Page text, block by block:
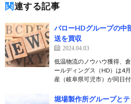
関連する記事
バローHDグループの中
送を買収
2024.04.03
低温物流のノウハウ獲得、
ールディングス（HD）は4
産（岐阜県可児市）が同日
堀場製作所グループと